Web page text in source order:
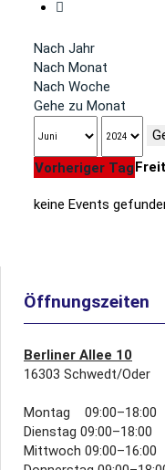
Nach Jahr
Nach Monat
Nach Woche
Gehe zu Monat
Vorheriger Tag
keine Events
Öffnungszeiten
Berliner Allee 10
16303 Schwedt/Oder
Montag 09:00–18:00
Dienstag 09:00–18:00
Mittwoch 09:00–16:00